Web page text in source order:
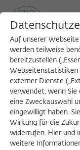
MENU
Download PDF-
Auf unserer
werden teilweise
bereitzustellen
Webseitenstatistiken
externer Dienste
verwendet, wenn Sie
eine Zweckauswahl
eingewilligt haben.
Wirkung für die
widerrufen. Hier und
weitere